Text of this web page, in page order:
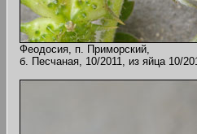
Феодосия, п. Приморский,
б. Песчаная, 10/2011, из яйца 10/